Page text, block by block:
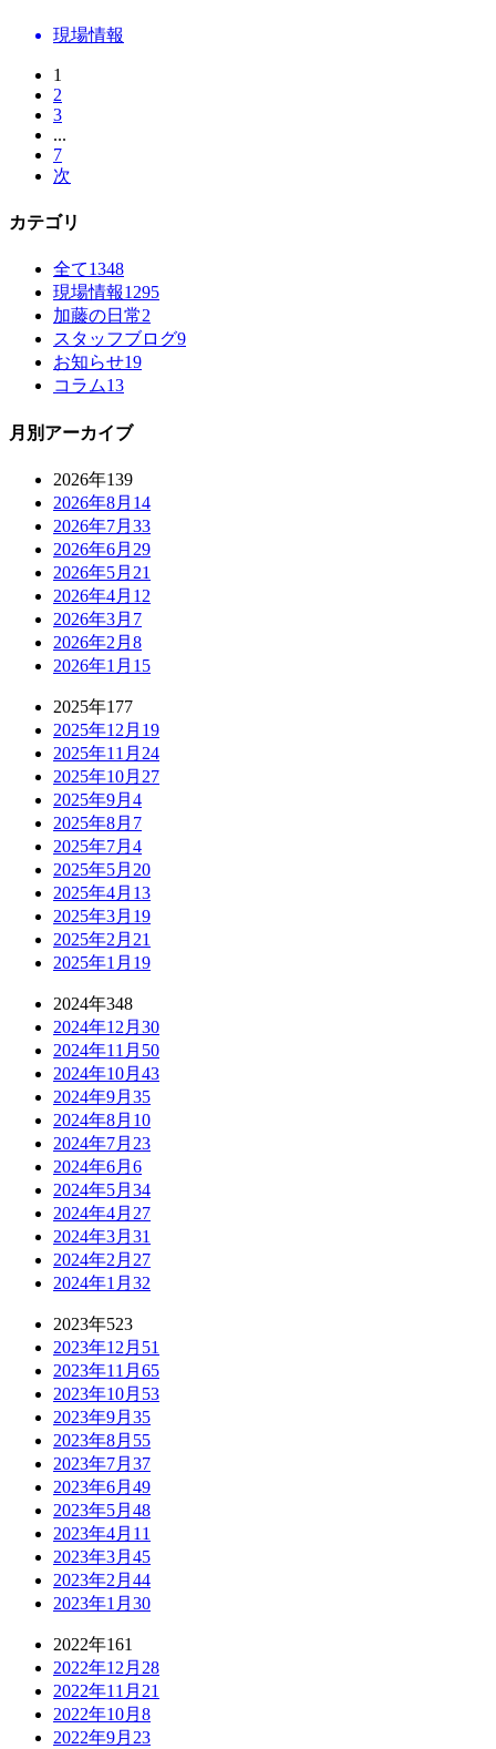
現場情報
1
2
3
...
7
次
カテゴリ
全て1348
現場情報1295
加藤の日常2
スタッフブログ9
お知らせ19
コラム13
月別アーカイブ
2026年139
2026年8月 14
2026年7月 33
2026年6月 29
2026年5月 21
2026年4月 12
2026年3月 7
2026年2月 8
2026年1月 15
2025年177
2025年12月 19
2025年11月 24
2025年10月 27
2025年9月 4
2025年8月 7
2025年7月 4
2025年5月 20
2025年4月 13
2025年3月 19
2025年2月 21
2025年1月 19
2024年348
2024年12月 30
2024年11月 50
2024年10月 43
2024年9月 35
2024年8月 10
2024年7月 23
2024年6月 6
2024年5月 34
2024年4月 27
2024年3月 31
2024年2月 27
2024年1月 32
2023年523
2023年12月 51
2023年11月 65
2023年10月 53
2023年9月 35
2023年8月 55
2023年7月 37
2023年6月 49
2023年5月 48
2023年4月 11
2023年3月 45
2023年2月 44
2023年1月 30
2022年161
2022年12月 28
2022年11月 21
2022年10月 8
2022年9月 23